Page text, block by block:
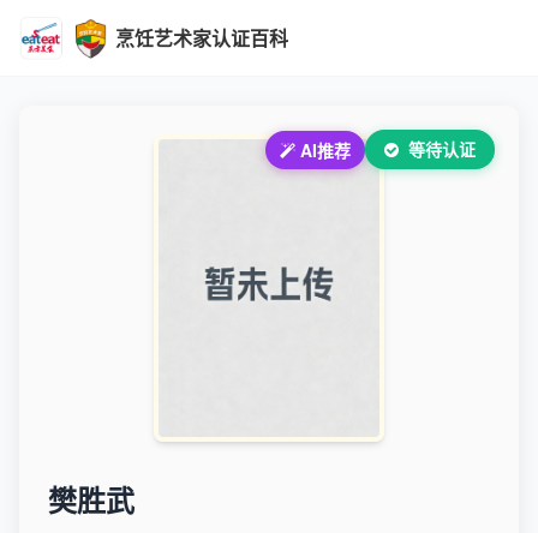
烹饪艺术家认证百科
AI推荐 等待认证
樊胜武